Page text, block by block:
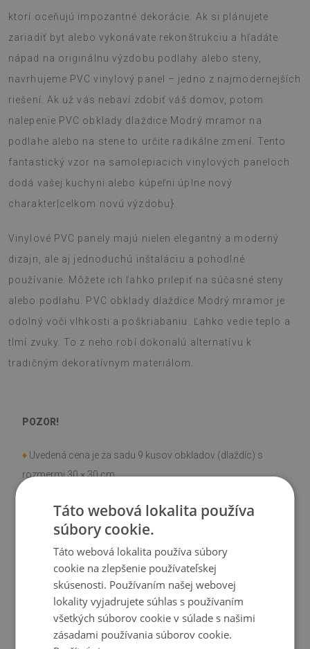
ktorí oceňujú impozantné dekorácie. Ak si plánujete
zariadiť byt alebo vykonávate rekonštrukciu a hľadáte
nápad na originálnu výzdobu podlahy alebo steny,
navrhujeme PVC vinylový panel – jedno z najmodernejších
riešení. Ak už vás nebaví zdobiť váš domov, potom
nalepenie PVC obklady dlaždice Modrý mramor na
podlahe alebo na stene to určite radikálne zmení. Tento
fantastický vzor na samolepiacich vinylových paneloch
dodá vašej kuchyni alebo kúpeľni úplne nový
charakter|celkom novú výzdobu}.
Vinylové PVC panely majú nielen elegantný a moderný
dizajn, ale aj jednoduchú inštaláciu a pohodlné
používanie. Môžete ich ľahko prilepiť na súčasné steny
alebo podlahu. PVC obklady dlaždice Modrý mramor je
odolný voči vlhkosti a poškriabaniu. Ľahko vedie teplo a
tlmí zvuky. To z neho robí dokonalú alternatívu k
tradičným dekoratívnym materiálom.
POZOR!
♦ Uvedená cena je za sadu 9 kusov obkladov (dlaždíc) s
rozmermi 30 × 30 cm.
Materiál
Vinyl vystužený PES sieťovinou s lepidlom
Rozmery obkladu (dlažby): 30 × 30 cm
Hrúbka obkladu (dlažby): 1,6 mm
Použitie
Interiéry izieb;
Táto webová lokalita používa
súbory cookie.
Táto webová lokalita používa súbory
cookie na zlepšenie používateľskej
skúsenosti. Používaním našej webovej
lokality vyjadrujete súhlas s používaním
všetkých súborov cookie v súlade s našimi
zásadami používania súborov cookie.